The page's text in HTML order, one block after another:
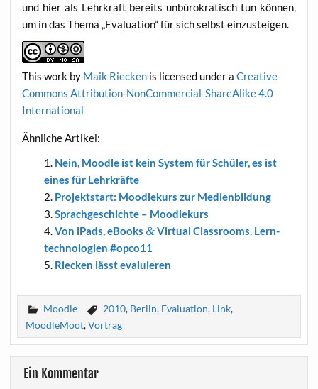
und hier als Lehr­kraft bereits unbü­ro­kra­tisch tun kön­nen,
um in das The­ma „Eva­lua­ti­on“ für sich selbst einzusteigen.
This work by Maik Riecken is licen­sed under aCrea­ti­ve
Com­mons Attri­bu­ti­on-Non­Com­mer­cial-ShareA­li­ke 4.0
International
Ähn­li­che Artikel:
Nein, Mood­le ist kein Sys­tem für Schü­ler, es ist
eines für Lehrkräfte
Pro­jekt­start: Mood­le­kurs zur Medienbildung
Sprach­ge­schich­te – Moodlekurs
Von iPads, eBooks &Vir­tu­al Class­rooms. Lern­
tech­no­lo­gien #opco11
Riecken lässt evaluieren
Moodle 2010, Berlin, Evaluation, Link,
MoodleMoot,Vortrag
Ein Kommentar